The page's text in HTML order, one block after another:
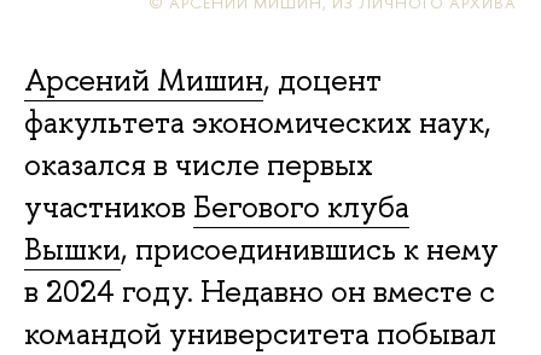
Арсений Мишин, доцент
факультета экономических наук,
оказался в числе первых
участников Бегового клуба
Вышки, присоединившись к нему
в 2024 году. Недавно он вместе с
командой университета побывал